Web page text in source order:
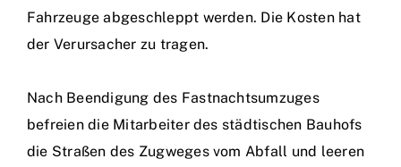
Fahrzeuge abgeschleppt werden. Die Kosten hat
der Verursacher zu tragen.
Nach Beendigung des Fastnachtsumzuges
befreien die Mitarbeiter des städtischen Bauhofs
die Straßen des Zugweges vom Abfall und leeren